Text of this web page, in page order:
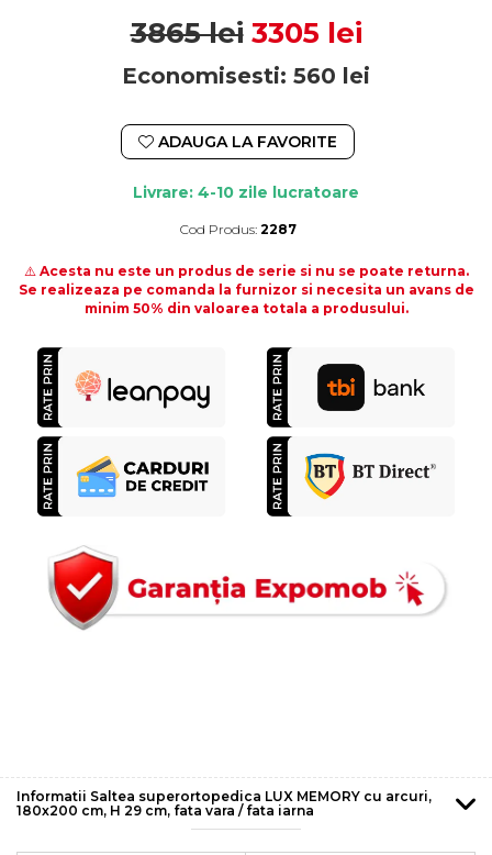
3865 lei 3305 lei
Economisesti: 560 lei
ADAUGA LA FAVORITE
Livrare: 4-10 zile lucratoare
Cod Produs: 2287
⚠️ Acesta nu este un produs de serie si nu se poate returna.
Se realizeaza pe comanda la furnizor si necesita un avans de
minim 50% din valoarea totala a produsului.
Informatii Saltea superortopedica LUX MEMORY cu arcuri,
180x200 cm, H 29 cm, fata vara / fata iarna